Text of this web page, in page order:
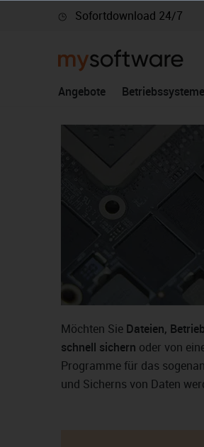
Zur Hauptnavigation springen
Sofortdownload 24/7
Angebote Betriebssysteme
Möchten Sie Dateien,
schnell sichern oder von
Programme für das
und Sicherns von Daten